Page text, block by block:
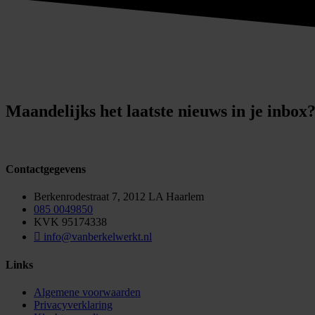
Maandelijks het laatste nieuws in je inbox?
Contactgegevens
Berkenrodestraat 7, 2012 LA Haarlem
085 0049850
KVK 95174338
info@vanberkelwerkt.nl
Links
Algemene voorwaarden
Privacyverklaring